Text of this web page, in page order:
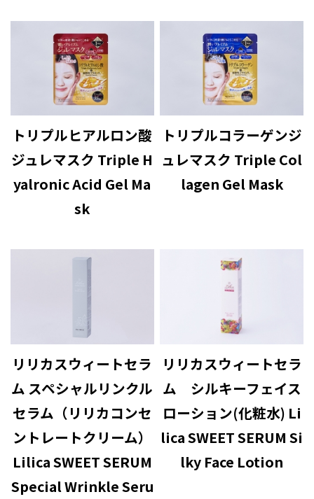
トリプルヒアルロン酸
ジュレマスク Triple H
yalronic Acid Gel Ma
sk
トリプルコラーゲンジ
ュレマスク Triple Col
lagen Gel Mask
リリカスウィートセラ
ム スペシャルリンクル
セラム（リリカコンセ
ントレートクリーム）
Lilica SWEET SERUM
Special Wrinkle Seru
リリカスウィートセラ
ム シルキーフェイス
ローション(化粧水) Li
lica SWEET SERUM Si
lky Face Lotion